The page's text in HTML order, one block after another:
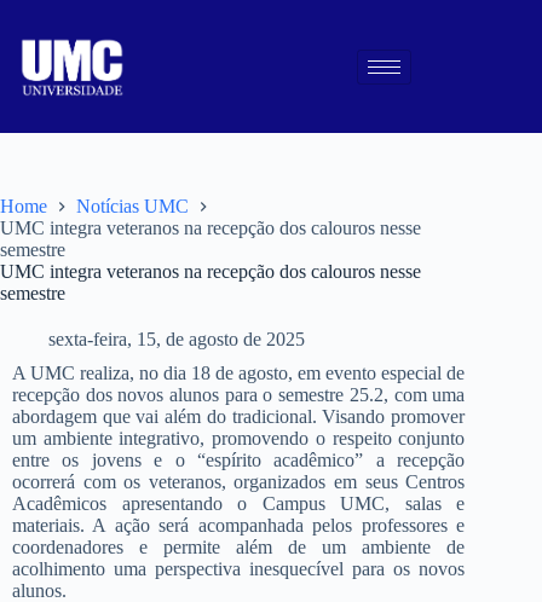
Home
Notícias UMC
UMC integra veteranos na recepção dos calouros nesse
semestre
UMC integra veteranos na recepção dos calouros nesse
semestre
sexta-feira, 15, de agosto de 2025
A UMC realiza, no dia 18 de agosto, em evento especial de
recepção dos novos alunos para o semestre 25.2, com uma
abordagem que vai além do tradicional. Visando promover
um ambiente integrativo, promovendo o respeito conjunto
entre os jovens e o “espírito acadêmico” a recepção
ocorrerá com os veteranos, organizados em seus Centros
Acadêmicos apresentando o Campus UMC, salas e
materiais. A ação será acompanhada pelos professores e
coordenadores e permite além de um ambiente de
acolhimento uma perspectiva inesquecível para os novos
alunos.